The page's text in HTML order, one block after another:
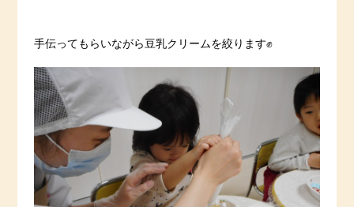
手伝ってもらいながら豆乳クリームを絞ります✊